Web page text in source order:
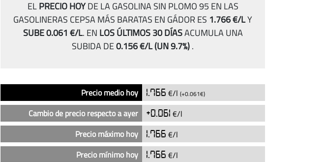
ELPRECIO HOYDE LA GASOLINA SIN PLOMO 95 EN LAS
GASOLINERAS CEPSA MÁS BARATAS EN GÁDOR ES 1.766 €/LY
SUBE 0.061 €/L. EN LOS ÚLTIMOS 30 DÍASACUMULA UNA
SUBIDA DE0.156 €/L(UN 9.7%).
Análisis
de
gasolina
Precio medio hoy 1.766 €/l (+0.061€)
Cambio de precio respecto a ayer +0.061 €/l
Precio máximo hoy
1.766 €/l
Precio mínimo hoy
1.766 €/l